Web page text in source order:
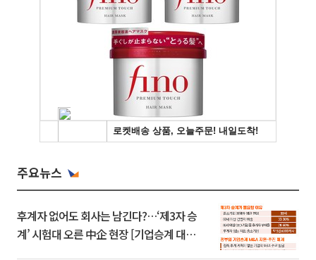
주요뉴스
후계자 없어도 회사는 남긴다?…‘제3자 승
계’ 시험대 오른 中企 현장 [기업승계 대전